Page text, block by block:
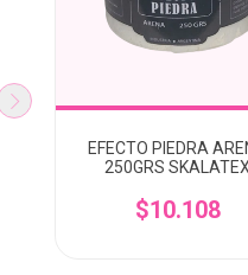
EFECTO PIEDRA
250GRS
$10.108